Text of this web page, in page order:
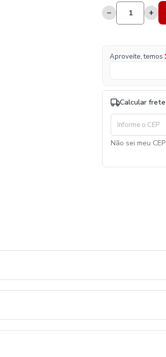
− +
Aproveite, temos
Calcular
Não sei meu CEP